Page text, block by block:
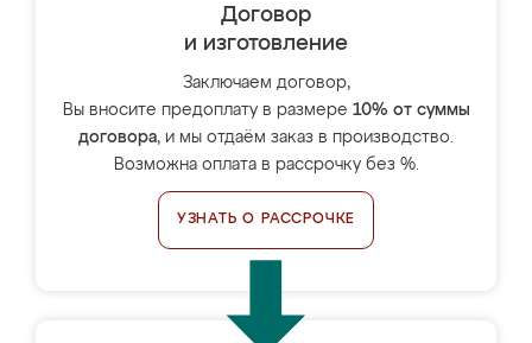
Договор
и изготовление
Заключаем договор,
Вы вносите предоплату в размере 10% от суммы
договора, и мы отдаём заказ в производство.
Возможна оплата в рассрочку без %.
УЗНАТЬ О РАССРОЧКЕ